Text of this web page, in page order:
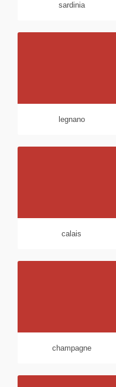
sardinia
legnano
calais
champagne